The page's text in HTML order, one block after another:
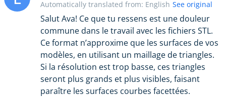
Salut Ava! Ce que tu ressens est une douleur
commune dans le travail avec les fichiers STL.
Ce format n’approxime que les surfaces de vos
modèles, en utilisant un maillage de triangles.
Si la résolution est trop basse, ces triangles
seront plus grands et plus visibles, faisant
paraître les surfaces courbes facettées.
Automatically translated from: English See original